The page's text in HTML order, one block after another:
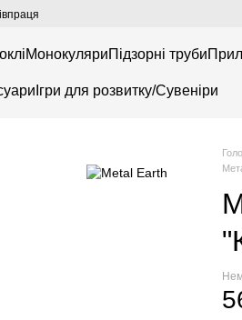
МонокуляриПідзорні труби
Ігри для розвитку/Сувеніри